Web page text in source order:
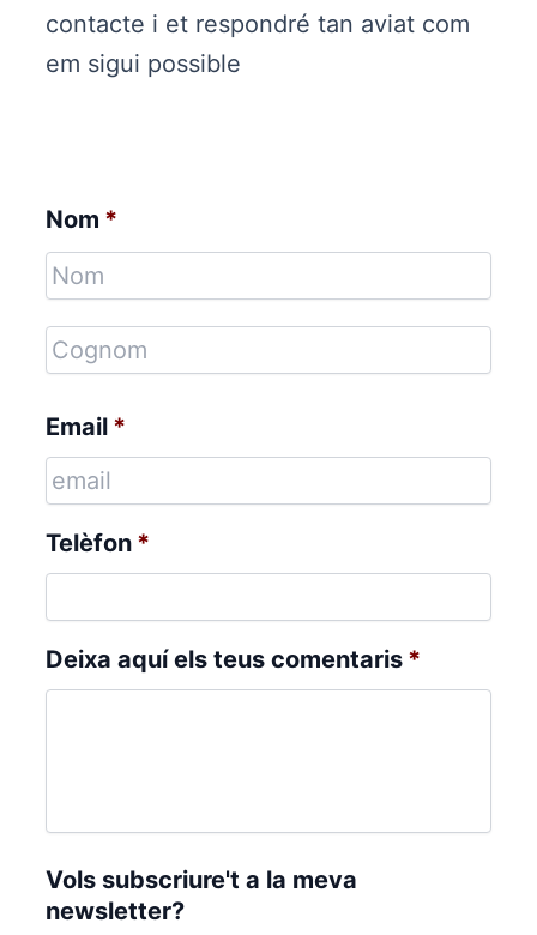
contacte i et respondré tan aviat com
em sigui possible
Nom *
Email *
Telèfon *
Deixa aquí els teus comentaris *
Vols subscriure't a la meva
newsletter?